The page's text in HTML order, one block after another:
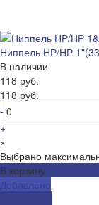
Ниппель НР/НР
В наличии
118 руб.
118 руб.
-
+
×
Выбрано
В корзину
Добавлено